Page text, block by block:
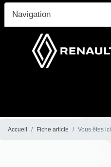
Navigation
Accueil Fiche article Vous êtes ici